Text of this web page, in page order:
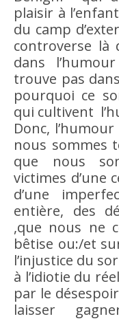
plaisir à
du camp
controverse là
dans l’humour
trouve pas
pourquoi ce
qui cultivent l’
Donc, l’humour
nous sommes
que nous
victimes d’une
d’une
entière, des
,que nous ne
bêtise ou:/et
l’injustice du
à l’idiotie du
par le
laisser